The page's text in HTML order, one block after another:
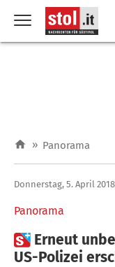
» Panorama
Panorama
Donnerstag, 5. April 2018
 Erneut
US-Polizei